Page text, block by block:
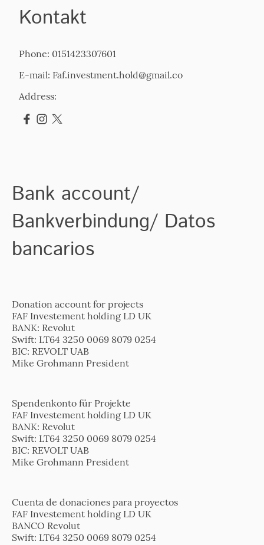
Kontakt
Phone: 0151423307601
E-mail: Faf.investment.hold@gmail.co
Address:
Bank account/
Bankverbindung/ Datos
bancarios
Donation account for projects
FAF Investement holding LD UK
BANK: Revolut
Swift: LT64 3250 0069 8079 0254
BIC: REVOLT UAB
Mike Grohmann President
Spendenkonto für Projekte
FAF Investement holding LD UK
BANK: Revolut
Swift: LT64 3250 0069 8079 0254
BIC: REVOLT UAB
Mike Grohmann President
Cuenta de donaciones para proyectos
FAF Investement holding LD UK
BANCO Revolut
Swift: LT64 3250 0069 8079 0254